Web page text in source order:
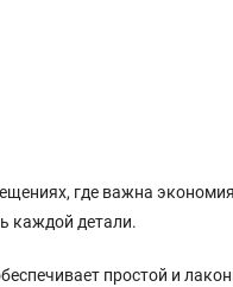
где важна
каждой детали.
простой и